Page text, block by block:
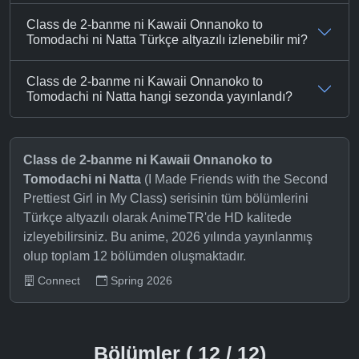
Class de 2-banme ni Kawaii Onnanoko to
Tomodachi ni Natta Türkçe altyazılı izlenebilir mi?
Class de 2-banme ni Kawaii Onnanoko to
Tomodachi ni Natta hangi sezonda yayınlandı?
Class de 2-banme ni Kawaii Onnanoko to
Tomodachi ni Natta (I Made Friends with the Second
Prettiest Girl in My Class) serisinin tüm bölümlerini
Türkçe altyazılı olarak AnimeTR'de HD kalitede
izleyebilirsiniz. Bu anime, 2026 yılında yayınlanmış
olup toplam 12 bölümden oluşmaktadır.
Connect Spring 2026
Bölümler ( 12 / 12)